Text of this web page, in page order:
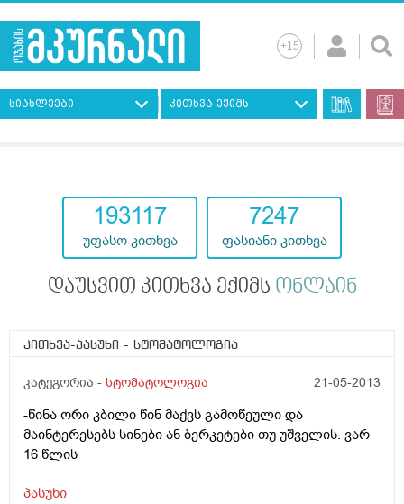
სიახლეები კითხვა ექიმს
193117
უფასო კითხვა
7247
ფასიანი კითხვა
დაუსვით კითხვა ექიმს ონლაინ
კითხვა-პასუხი - სტომატოლოგია
კატეგორია - სტომატოლოგია 21-05-2013
-წინა ორი კბილი წინ მაქვს გამოწეული და
მაინტერესებს სინები ან ბერკეტები თუ უშველის. ვარ
16 წლის
პასუხი